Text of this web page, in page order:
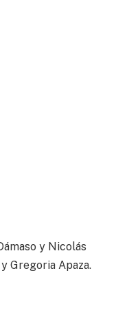
y Nicolás
Gregoria Apaza.